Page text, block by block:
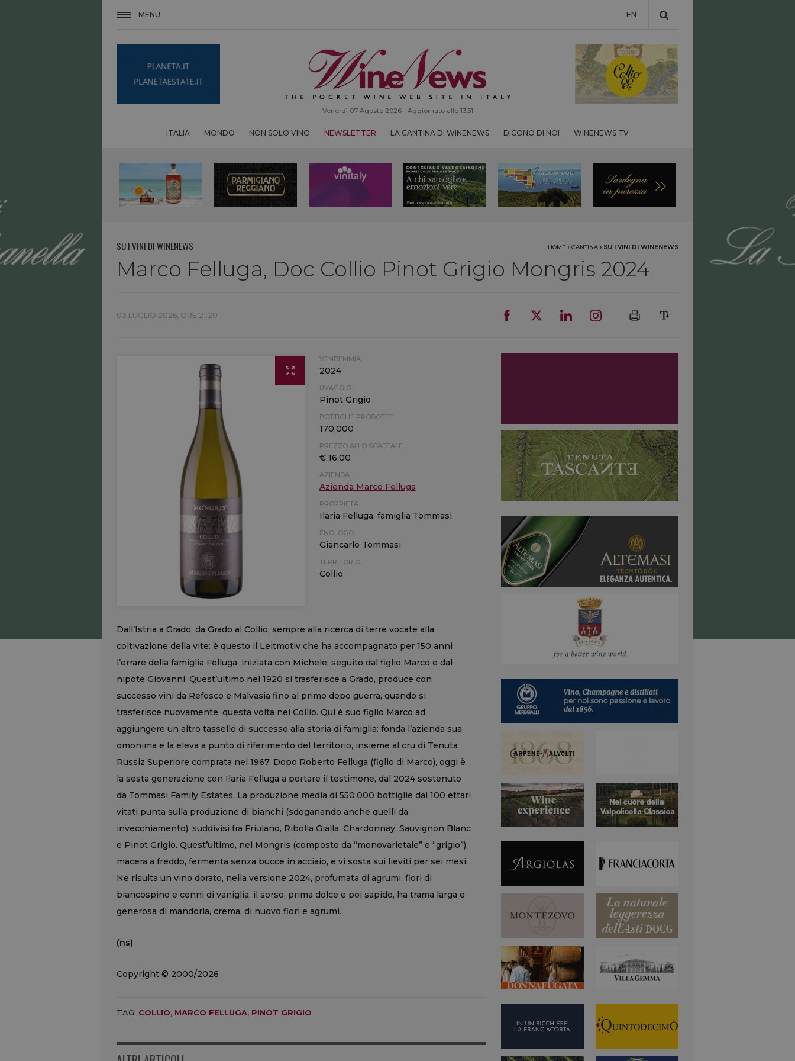
MENU EN
Venerdì 07 Agosto 2026 - Aggiornato alle 13:31
ITALIA MONDO NON SOLO VINO NEWSLETTER LA CANTINA DI WINENEWS DICONO DI NOI WINENEWS TV
SU I VINI DI WINENEWS HOME › CANTINA › SU I VINI DI WINENEWS
Marco Felluga, Doc Collio Pinot Grigio Mongris 2024
03 LUGLIO 2026, ORE 21:20
VENDEMMIA:
2024
UVAGGIO:
Pinot Grigio
BOTTIGLIE PRODOTTE:
170.000
PREZZO ALLO SCAFFALE:
€ 16,00
AZIENDA:
Azienda Marco Felluga
PROPRIETÀ:
Ilaria Felluga, famiglia Tommasi
ENOLOGO:
Giancarlo Tommasi
TERRITORIO:
Collio
Dall’Istria a Grado, da Grado al Collio, sempre alla ricerca di terre vocate alla
coltivazione della vite: è questo il Leitmotiv che ha accompagnato per 150 anni
l’errare della famiglia Felluga, iniziata con Michele, seguito dal figlio Marco e dal
nipote Giovanni. Quest’ultimo nel 1920 si trasferisce a Grado, produce con
successo vini da Refosco e Malvasia fino al primo dopo guerra, quando si
trasferisce nuovamente, questa volta nel Collio. Qui è suo figlio Marco ad
aggiungere un altro tassello di successo alla storia di famiglia: fonda l’azienda sua
omonima e la eleva a punto di riferimento del territorio, insieme al cru di Tenuta
Russiz Superiore comprata nel 1967. Dopo Roberto Felluga (figlio di Marco), oggi è
la sesta generazione con Ilaria Felluga a portare il testimone, dal 2024 sostenuto
da Tommasi Family Estates. La produzione media di 550.000 bottiglie dai 100 ettari
vitati punta sulla produzione di bianchi (sdoganando anche quelli da
invecchiamento), suddivisi fra Friulano, Ribolla Gialla, Chardonnay, Sauvignon Blanc
e Pinot Grigio. Quest’ultimo, nel Mongris (composto da “monovarietale” e “grigio”),
macera a freddo, fermenta senza bucce in acciaio, e vi sosta sui lieviti per sei mesi.
Ne risulta un vino dorato, nella versione 2024, profumata di agrumi, fiori di
biancospino e cenni di vaniglia; il sorso, prima dolce e poi sapido, ha trama larga e
generosa di mandorla, crema, di nuovo fiori e agrumi.
(ns)
Copyright © 2000/2026
TAG: COLLIO, MARCO FELLUGA, PINOT GRIGIO